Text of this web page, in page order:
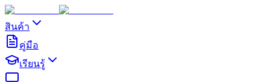
สินค้า
คู่มือ
เรียนรู้